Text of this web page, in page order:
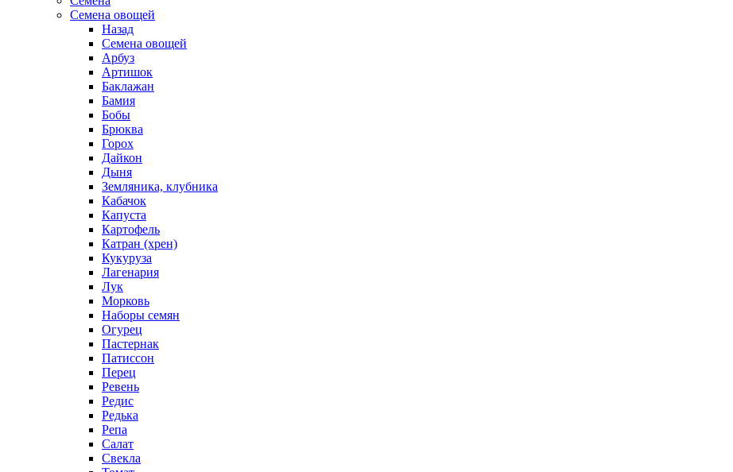
Семена овощей
Назад
Семена овощей
Арбуз
Артишок
Баклажан
Бамия
Бобы
Брюква
Горох
Дайкон
Дыня
Земляника, клубника
Кабачок
Капуста
Картофель
Катран (хрен)
Кукуруза
Лагенария
Лук
Морковь
Наборы семян
Огурец
Пастернак
Патиссон
Перец
Ревень
Редис
Редька
Репа
Салат
Свекла